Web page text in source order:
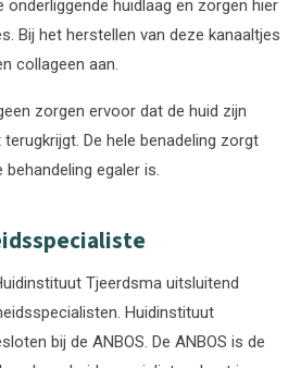
onderliggende huidlaag en zorgen hier
Bij het herstellen van deze kanaaltjes
collageen aan.
zorgen ervoor dat de huid zijn
De hele benadeling zorgt
egaler is.
Tjeerdsma uitsluitend
Huidinstituut
bij de ANBOS. De ANBOS is de